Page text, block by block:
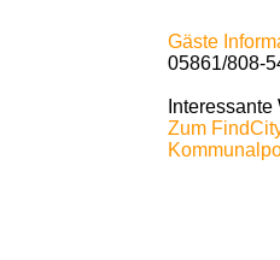
Gäste
05861/808-
Zum